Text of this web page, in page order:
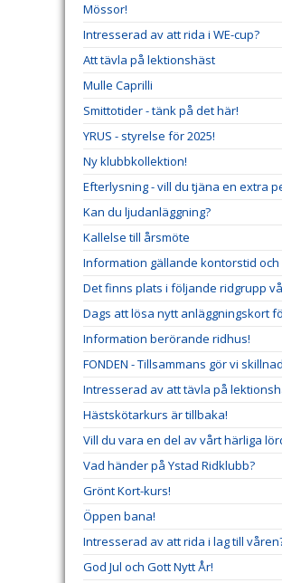
Mössor!
Intresserad av att rida i WE-cup?
Att tävla på lektionshäst
Mulle Caprilli
Smittotider - tänk på det här!
YRUS - styrelse för 2025!
Ny klubbkollektion!
Efterlysning - vill du tjäna en extra
Kan du ljudanläggning?
Kallelse till årsmöte
Information gällande kontorstid och
Det finns plats i följande ridgrupp
Dags att lösa nytt anläggningskort
Information berörande ridhus!
FONDEN - Tillsammans gör vi
Intresserad av att tävla på
Hästskötarkurs är tillbaka!
Vill du vara en del av vårt härliga
Vad händer på Ystad Ridklubb?
Grönt Kort-kurs!
Öppen bana!
Intresserad av att rida i lag till
God Jul och Gott Nytt År!